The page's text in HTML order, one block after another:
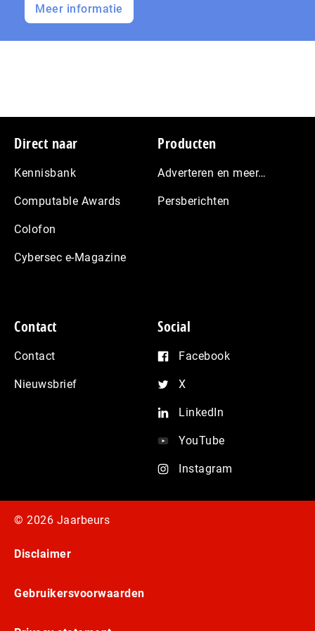
Meer informatie
Footer
Direct naar
Kennisbank
Computable Awards
Colofon
Cybersec e-Magazine
Producten
Adverteren en meer…
Persberichten
Contact
Contact
Nieuwsbrief
Social
Facebook
X
LinkedIn
YouTube
Instagram
© 2026 Jaarbeurs
Disclaimer
Gebruikersvoorwaarden